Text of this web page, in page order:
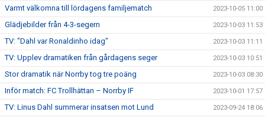
Varmt välkomna till lördagens familjematch 2023-10-05 11:00
Glädjebilder från 4-3-segern 2023-10-03 11:53
TV: "Dahl var Ronaldinho idag" 2023-10-03 11:11
TV: Upplev dramatiken från gårdagens seger 2023-10-03 10:51
Stor dramatik när Norrby tog tre poäng 2023-10-03 08:30
Inför match: FC Trollhättan – Norrby IF 2023-10-01 17:57
TV: Linus Dahl summerar insatsen mot Lund 2023-09-24 18:06